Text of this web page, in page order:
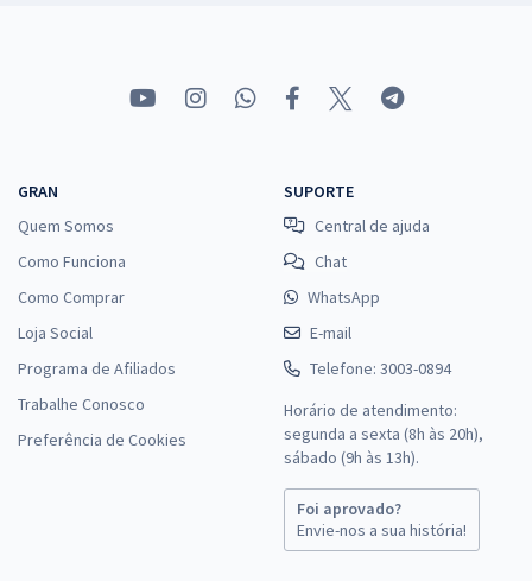
GRAN
Quem Somos
Como Funciona
Como Comprar
Loja Social
Programa de Afiliados
Trabalhe Conosco
Preferência de Cookies
SUPORTE
Central de ajuda
Chat
WhatsApp
E-mail
Telefone: 3003-0894
Horário de atendimento:
segunda a sexta (8h às 20h),
sábado (9h às 13h).
Foi aprovado?
Envie-nos a sua história!